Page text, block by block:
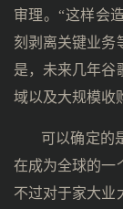
审理。“这样会
刻剥离关键业务
是，未来几年谷
域以及大规模收
可以确定的
在成为全球的一
不过对于家大业